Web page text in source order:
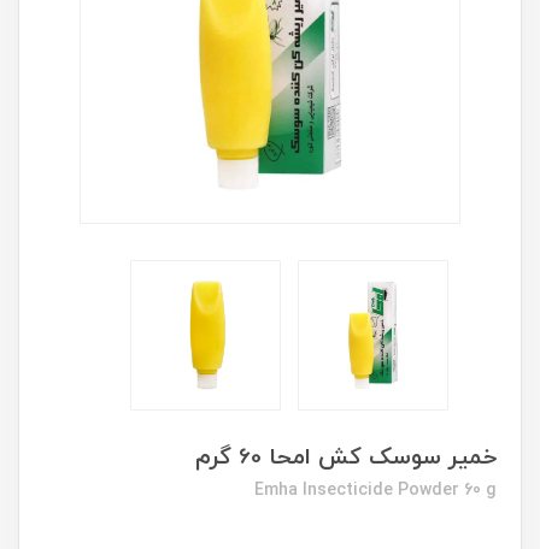
خمیر سوسک کش امحا 60 گرم
Emha Insecticide Powder 60 g